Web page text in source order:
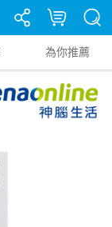
為你推薦